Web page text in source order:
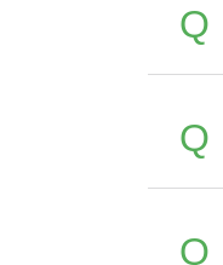
A
Q
A
Q
A
Q